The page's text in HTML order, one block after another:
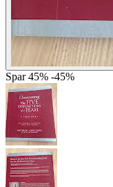
Spar 45% -45%